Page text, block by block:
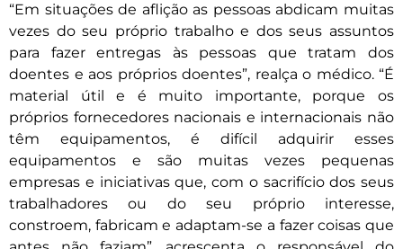
“Em situações de aflição as pessoas abdicam muitas
vezes do seu próprio trabalho e dos seus assuntos
para fazer entregas às pessoas que tratam dos
doentes e aos próprios doentes”, realça o médico. “É
material útil e é muito importante, porque os
próprios fornecedores nacionais e internacionais não
têm equipamentos, é difícil adquirir esses
equipamentos e são muitas vezes pequenas
empresas e iniciativas que, com o sacrifício dos seus
trabalhadores ou do seu próprio interesse,
constroem, fabricam e adaptam-se a fazer coisas que